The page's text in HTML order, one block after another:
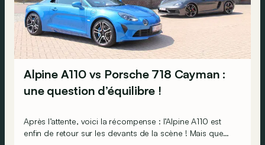
Alpine A110 vs Porsche 718 Cayman :
une question d’équilibre !
Après l’attente, voici la récompense : l’Alpine A110 est
enfin de retour sur les devants de la scène ! Mais que